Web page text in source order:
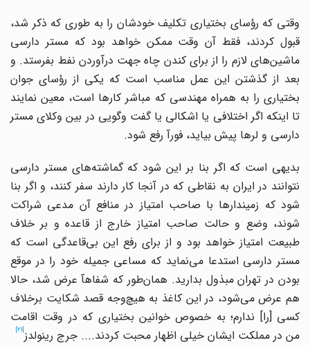
وقتی که رؤسای بختیاری تکلیف خودشان را به طوری که ذکر شد،
قبول کردند، فقط آن وقت ممکن خواهد بود که مستر دارسی
ماشینهای لازم را از برای کندن چاه جهت درآوردن نفط بفرستد. و
بعد از گذشتن این عمل مناسب است که یکی از رؤسای جوان
بختیاری را به همراه مهندسی که مباشر کارها است، معین نمایند
تا اینکه اگر اختلافی یا اشکالی یا گفت وگویی در بین وکلای مستر
دارسی و لرها پیش بیاید، فورآ رفع شود.
بدیهی است که اگر بنا بر این شود که گماشتههای مستر دارسی
نتوانند در ایران به نقاطی که در آنجا کار دارند سفر کنند، و اگر بنا
شود که زمیندارها با صاحب امتیاز در منافع آن مدعی شراکت
شوند، وضع و حالت صاحب امتیاز خارج از قاعده و بر خلاف
طبیعت امتیاز خواهد بود و از برای رفع این بیقاعدگی است که
مستر دارسی استدعا مینماید که مساعی جمیله خود را در موقع
بودن در تهران مبذول بدارید. همانطور که شفاهآ عرض شد، حالا
هم عرض میشود، در این کاغذ به هیچوجه قصد شکایت برخلاف
کسی]را [ندارم؛ به خصوص خوانین بختیاری که در وقت اقامت
من در مملکت ایشان خیلی اظهار محبت کردند.... جرج رینولدز